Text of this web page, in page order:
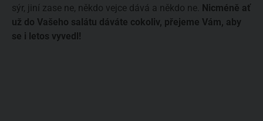
sýr, jiní zase ne, někdo vejce dává a někdo ne. Nicméně ať
už do Vašeho salátu dáváte cokoliv, přejeme Vám, aby
se i letos vyvedl!